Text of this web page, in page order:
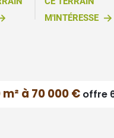
M'INTÉRESSE
à 70 000 € offre